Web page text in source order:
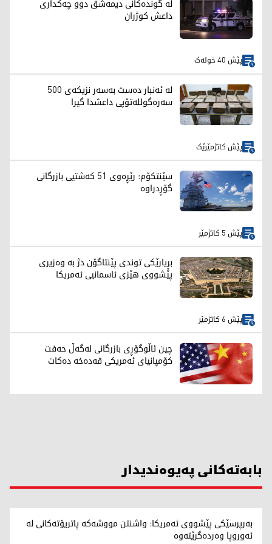
لە گوندەکانی دیمەشق دوو چەکداری
داعش کوژران
پێش 40 خولەک
لە ئەنبار دەست بەسەر نزیکەی 500
سەرەگوللەتۆپی داعشدا گیرا
پێش کاتژمێرێک
سێنتکۆم: رێڕەوی 51 کەشتیی بازرگانی
گۆڕدراوە
پێش 5 کاتژمێر
بڕیارێکی توندی پێنتاگۆن دژ بە وەزیری
پێشووی هێزی ئاسمانیی ئەمریکا
پێش 6 کاتژمێر
چین ئاڵوگۆڕی بازرگانی لەگەڵ حەفت
کۆمپانیای ئەمریکی قەدەخە دەکات
بابەتەکانی پەیوەندیدار
بەرپرسێکی پێشووی ئەمریکا: واشنتن مووشەکە پاتریۆتەکانی لە
ئەوروپا وەردەگرێتەوە